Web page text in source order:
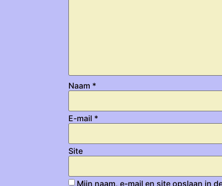
Naam *
E-mail *
Site
Mijn naam, e-mail en site opslaan in